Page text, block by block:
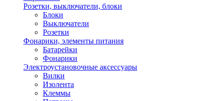
Розетки, выключатели, блоки
Блоки
Выключатели
Розетки
Фонарики, элементы питания
Батарейки
Фонарики
Электроустановочные аксессуары
Вилки
Изолента
Клеммы